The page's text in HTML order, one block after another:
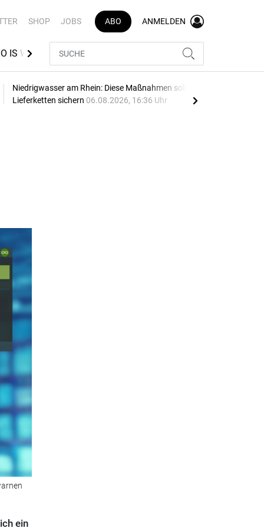
SHOP JOBS ABO ANMELDEN
IS WHO LOGISTIK BEST AZUBI
Niedrigwasser am Rhein: Diese Maßnahmen sollen
Lieferketten sichern 06.08.2026, 16:36 Uhr
ein